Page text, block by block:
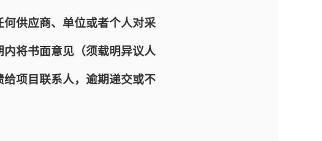
供应商、单位或者个人对采
将书面意见（须载明异议人
项目联系人，逾期递交或不